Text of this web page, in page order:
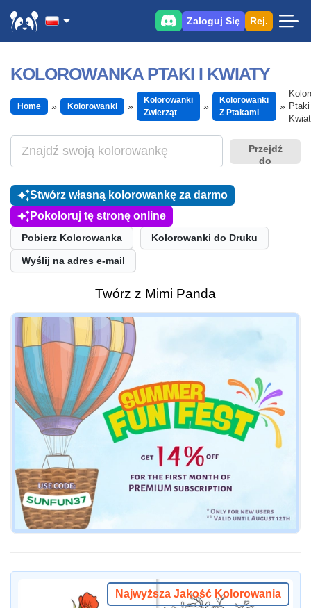
Zaloguj Się Rej.
KOLOROWANKA PTAKI I KWIATY
Home Kolorowanki
Kolorowanki
Zwierząt
Kolorowanki
Z Ptakami
Przejdź
do
Stwórz własną kolorowankę za darmo
Pokoloruj tę stronę online
Pobierz Kolorowanka Kolorowanki do Druku
Wyślij na adres e-mail
Twórz z Mimi Panda
Najwyższa Jakość Kolorowania